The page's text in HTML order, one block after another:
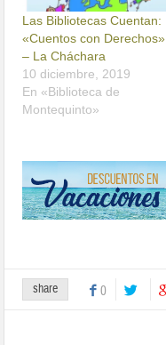
Las Bibliotecas Cuentan:
«Cuentos con Derechos»
– La Cháchara
10 diciembre, 2019
En «Biblioteca de
Montequinto»
share 0